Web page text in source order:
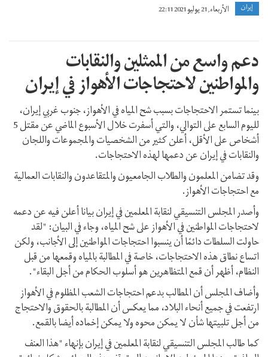
إيران الأربعاء, 21 يوليو 2021 22:11
دعم واسع من الممثلين والنقابات
والمواطنين لاحتجاجات الأهواز في إيران
بينما تستمر الاحتجاجات بسبب شح المياه في الأهواز، جنوب غربي إيران،
لليوم السابع على التوالي، والتي أسفرت خلال الأسبوع الماضي عن مقتل 5
أشخاص على الأقل، أعلن كثير من الشخصيات والمجموعات واللجان
والنقابات في إيران عن دعمها لهذه الاحتجاجات.
وقد تضامن المعلمون والطلاب الجامعيون والمتقاعدون والنقابات العمالية
مع احتجاجات الأهواز.
وأصدر المجلس التنسيقي لنقابة المعلمين في إيران بيانا أعلن فيه عن دعمه
لاحتجاجات المواطنين في الأهواز على شح المياه، وجاء في البيان: "لقد
حاولت السلطات دائمًا أن ينسبوا احتجاجات المواطنين إلى الأجانب، ولكن
اتساع نطاق هذه الاحتجاجات، خاصة في المطالبة بالمياه وقمعها من قبل
النظام، أظهر أن قمع المتظاهرين هو أسلوب الحكام من أجل البقاء".
وأضاف المجلس أن المطالب بدعم احتجاجات الشعب المظلوم في الأهواز
ارتفعت في جميع أنحاء البلاد، مما يعكس أن المطالبة بالحقوق والاحتجاج
من أجل تلبيتها شأن لا يمكن محوه ولا يمكن إخماده أيضا بالقمع.
كما طالب المجلس التنسيقي لنقابة المعلمين في إيران بإنهاء "هذا العنف